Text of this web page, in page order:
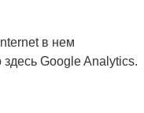
в нем
Google Analytics.